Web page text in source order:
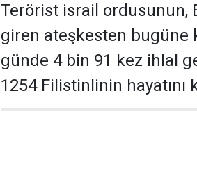
Terörist israil ordusunun,
giren ateşkesten bugüne
günde 4 bin 91 kez ihlal
1254 Filistinlinin